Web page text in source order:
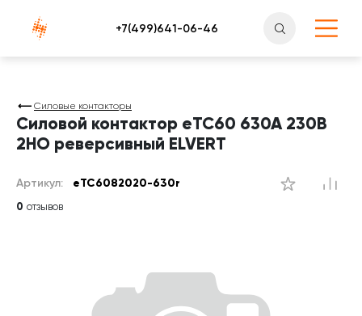
Атлантснаб
Силовые контакторы
Силовой контактор eTC60 630A 230B
2НО реверсивный ELVERT
Артикул: eTC6082020-630r